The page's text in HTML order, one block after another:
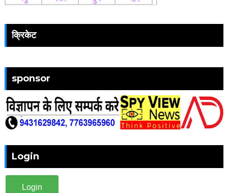
क्रिकेट
sponsor
Login
Login